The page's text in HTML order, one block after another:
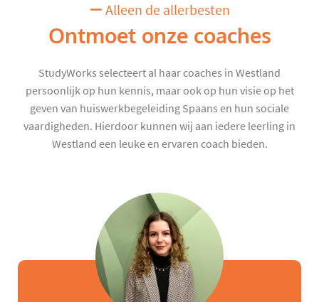
Alleen de allerbesten
Ontmoet onze coaches
StudyWorks selecteert al haar coaches in Westland
persoonlijk op hun kennis, maar ook op hun visie op het
geven van huiswerkbegeleiding Spaans en hun sociale
vaardigheden. Hierdoor kunnen wij aan iedere leerling in
Westland een leuke en ervaren coach bieden.